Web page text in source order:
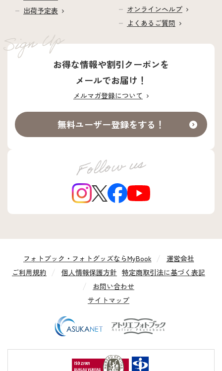
出荷予定表
オンラインヘルプ
よくあるご質問
お得な情報や割引クーポンを
メールでお届け！
メルマガ登録について
無料ユーザー登録をする！
フォトブック・フォトグッズならMyBook
運営会社
ご利用規約
個人情報保護方針 特定商取引法に基づく表記
お問い合わせ
サイトマップ